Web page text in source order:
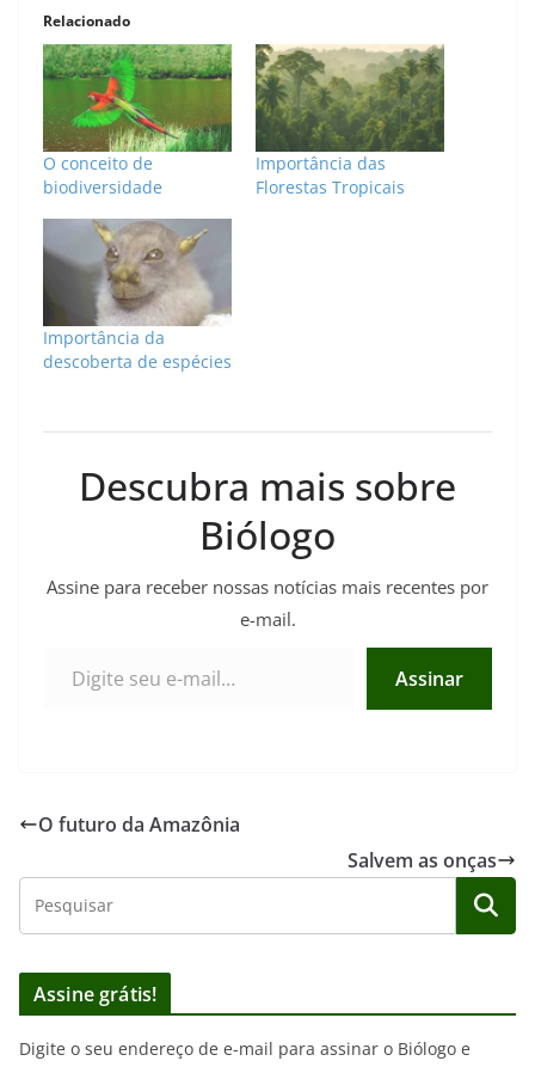
Relacionado
O conceito de
biodiversidade
Importância das
Florestas Tropicais
Importância da
descoberta de espécies
Descubra mais sobre
Biólogo
Assine para receber nossas notícias mais recentes por
e-mail.
Assinar
O futuro da Amazônia
Salvem as onças
Assine grátis!
Digite o seu endereço de e-mail para assinar o Biólogo e